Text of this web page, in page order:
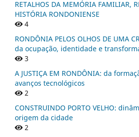
RETALHOS DA MEMÓRIA FAMILIAR,
HISTÓRIA RONDONIENSE
4
RONDÔNIA PELOS OLHOS DE UMA
da ocupação, identidade e
3
A JUSTIÇA EM RONDÔNIA: da
avanços tecnológicos
2
CONSTRUINDO PORTO VELHO:
origem da cidade
2